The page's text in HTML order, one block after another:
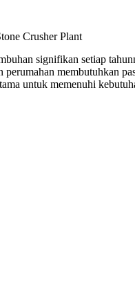
Crusher Plant
signifikan setiap
membutuhkan
untuk memenuhi